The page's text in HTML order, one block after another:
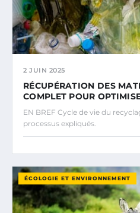
2 JUIN 2025
RÉCUPÉRATION DES
COMPLET POUR
EN BREF Cycle de vie du
processus expliqués.
ÉCOLOGIE ET ENVIRONNEMENT